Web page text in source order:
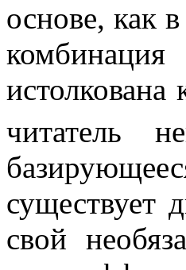
основе, как
читатель
существует
свой